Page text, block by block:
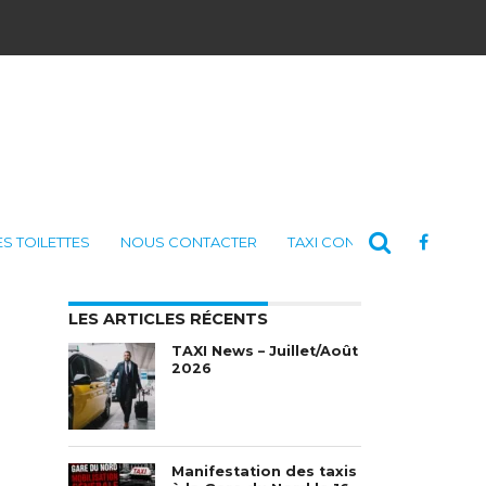
TOILETTES NOUS CONTACTER TAXI CONSULTING
LES ARTICLES RÉCENTS
TAXI News – Juillet/Août
2026
Manifestation des taxis